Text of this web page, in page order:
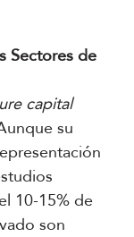
Sectores de
capital
su
10-15% de
son